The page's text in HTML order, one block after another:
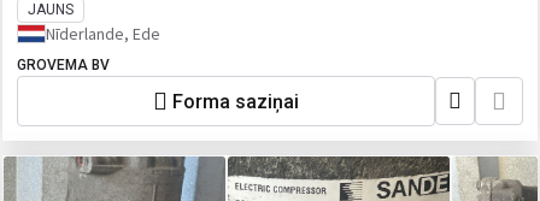
JAUNS
Nīderlande, Ede
GROVEMA BV
Forma saziņai